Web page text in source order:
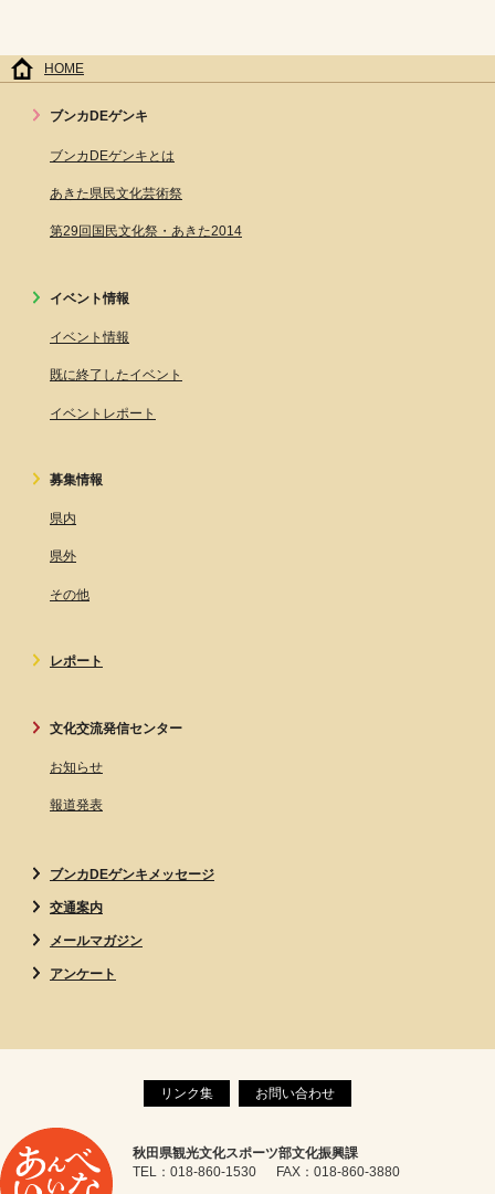
HOME
ブンカDEゲンキ
ブンカDEゲンキとは
あきた県民文化芸術祭
第29回国民文化祭・あきた2014
イベント情報
イベント情報
既に終了したイベント
イベントレポート
募集情報
県内
県外
その他
レポート
文化交流発信センター
お知らせ
報道発表
ブンカDEゲンキメッセージ
交通案内
メールマガジン
アンケート
リンク集 お問い合わせ
秋田県観光文化スポーツ部文化振興課
TEL：018-860-1530 FAX：018-860-3880